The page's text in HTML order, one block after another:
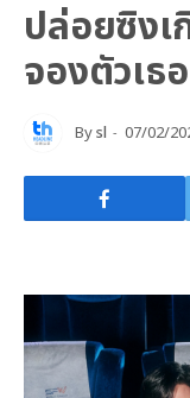
ปล่อยซิงเ
จองตัวเธ
Bysl 07/02/